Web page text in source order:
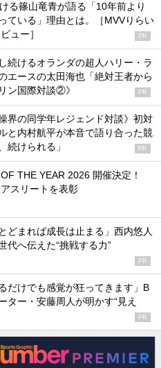
る篠山竜青が語る「10年前より
ている」理由とは。［MVVりらい
ュー］
PR
続けるオランダの超人ハリー・ラ
エースの太田海也「絶対王者から
ン国際対談②》
PR
界の同学年レジェンド対談》初対
と内村航平が本音で語り合った競
続けられる」
PR
THE YEAR 2026 開催決定！
スリートを表彰
どまれば成長は止まる」西内悠人
代へ伝えた“挑戦する力”
PR
だけでも感覚が狂ってきます」B
ター・安藤周人が明かす“見え
PR